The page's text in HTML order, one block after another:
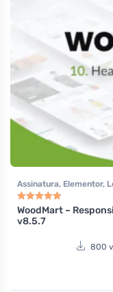
Assinatura, Elementor,
Tecnologia,
Avaliação
WoodMart –
v8.5.7
800